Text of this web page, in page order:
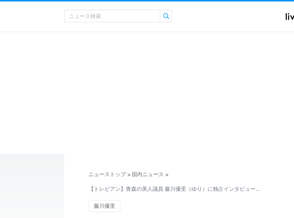
ニューストップ > 国内ニュース >
【トレビアン】青森の美人議員 藤川優里（ゆり）に独占インタビュー…
藤川優里